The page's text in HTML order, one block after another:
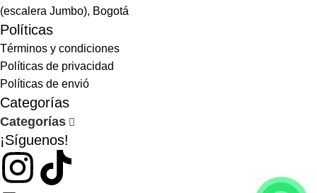
(escalera Jumbo), Bogotá
Políticas
Términos y condiciones
Políticas de privacidad
Políticas de envió
Categorías
Categorías
¡Síguenos!